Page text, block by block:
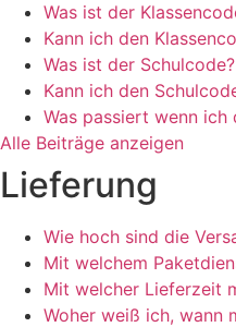
Was ist der
Kann ich den
Was ist der Schulcode?
Kann ich den
Was passiert wenn ich
Alle Beiträge anzeigen
Lieferung
Wie hoch sind die
Mit welchem
Mit welcher Lieferzeit
Woher weiß ich, wann